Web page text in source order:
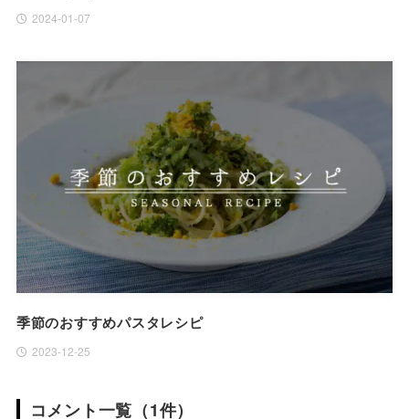
2024-01-07
季節のおすすめパスタレシピ
2023-12-25
コメント一覧（1件）